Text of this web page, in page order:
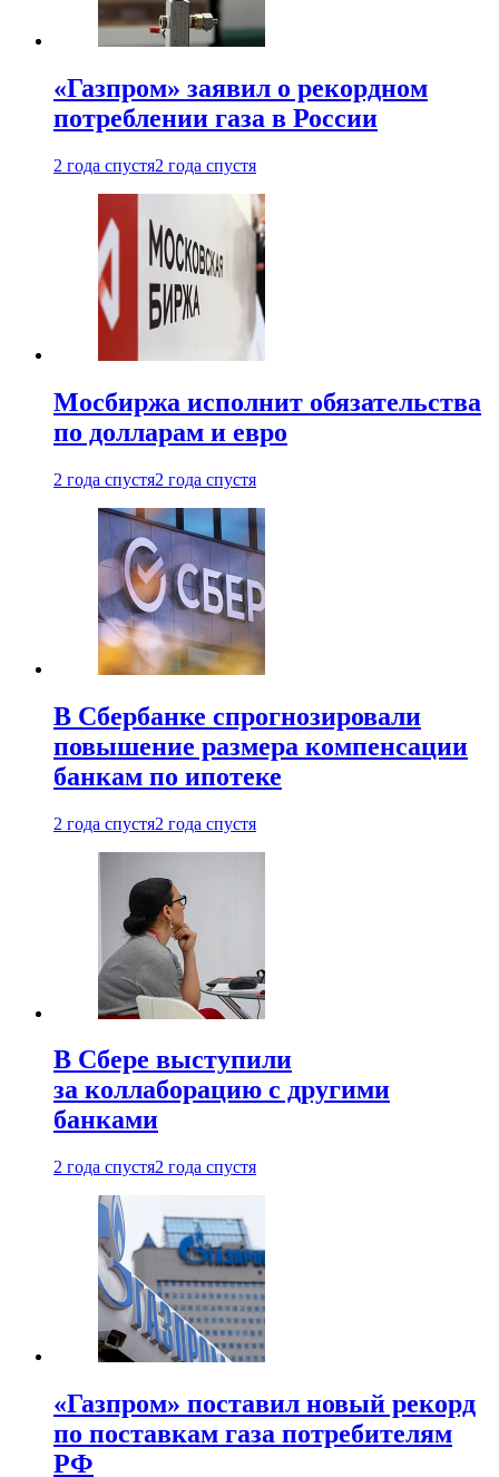
«Газпром» заявил о рекордном
потреблении газа в России
2 года спустя2 года спустя
Мосбиржа исполнит обязательства
по долларам и евро
2 года спустя2 года спустя
В Сбербанке спрогнозировали
повышение размера компенсации
банкам по ипотеке
2 года спустя2 года спустя
В Сбере выступили
за коллаборацию с другими
банками
2 года спустя2 года спустя
«Газпром» поставил новый рекорд
по поставкам газа потребителям
РФ